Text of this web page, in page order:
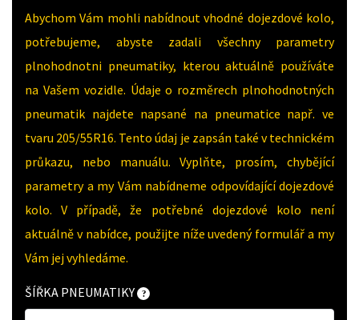
Abychom Vám mohli nabídnout vhodné dojezdové kolo,
potřebujeme, abyste zadali všechny parametry
plnohodnotni pneumatiky, kterou aktuálně používáte
na Vašem vozidle. Údaje o rozměrech plnohodnotných
pneumatik najdete napsané na pneumatice např. ve
tvaru 205/55R16. Tento údaj je zapsán také v technickém
průkazu, nebo manuálu. Vyplňte, prosím, chybějící
parametry a my Vám nabídneme odpovídající dojezdové
kolo. V případě, že potřebné dojezdové kolo není
aktuálně v nabídce, použijte níže uvedený formulář a my
Vám jej vyhledáme.
ŠÍŘKA PNEUMATIKY